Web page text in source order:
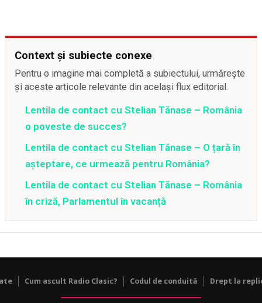
Context și subiecte conexe
Pentru o imagine mai completă a subiectului, urmărește
și aceste articole relevante din același flux editorial.
Lentila de contact cu Stelian Tănase – România
o poveste de succes?
Lentila de contact cu Stelian Tănase – O țară în
așteptare, ce urmează pentru România?
Lentila de contact cu Stelian Tănase – România
în criză, Parlamentul în vacanță
Cum ascult Radio Clasic? Codul de conduită Drept la